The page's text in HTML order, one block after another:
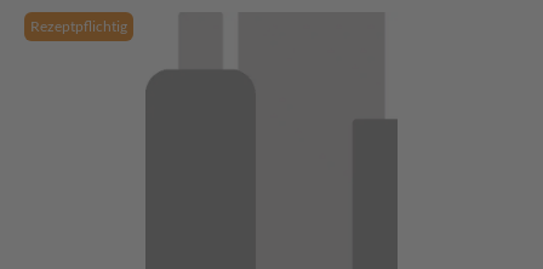
Rezeptpflichtig